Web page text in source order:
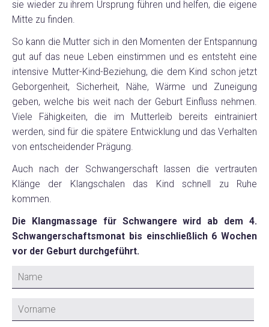
sie wieder zu ihrem Ursprung führen und helfen, die eigene
Mitte zu finden.
So kann die Mutter sich in den Momenten der Entspannung
gut auf das neue Leben einstimmen und es entsteht eine
intensive Mutter-Kind-Beziehung, die dem Kind schon jetzt
Geborgenheit, Sicherheit, Nähe, Wärme und Zuneigung
geben, welche bis weit nach der Geburt Einfluss nehmen.
Viele Fähigkeiten, die im Mutterleib bereits eintrainiert
werden, sind für die spätere Entwicklung und das Verhalten
von entscheidender Prägung.
Auch nach der Schwangerschaft lassen die vertrauten
Klänge der Klangschalen das Kind schnell zu Ruhe
kommen.
Die Klangmassage für Schwangere wird ab dem 4.
Schwangerschaftsmonat bis einschließlich 6 Wochen
vor der Geburt durchgeführt.